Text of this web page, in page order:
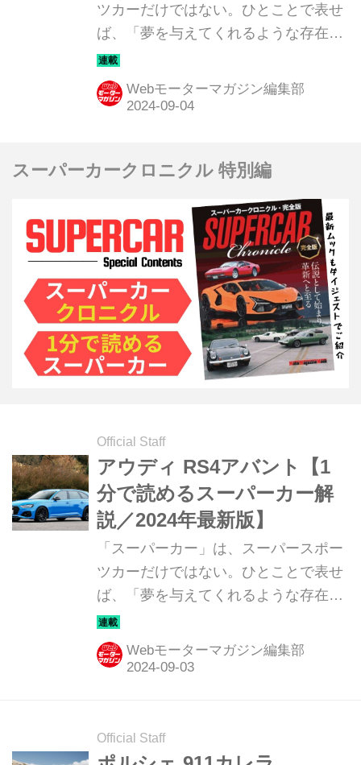
ツカーだけではない。ひとことで表せ
ば、「夢を与えてくれるような存在」
だ。ここでは、国内外のそんな魅力あ
るモデルたちを簡単に紹介していこ
う。今回は、ベントレー 新型コンチネ
Webモーターマガジン編集部
スーパーカークロニクル 特別編
Official Staff
アウディ RS4アバント【1
分で読めるスーパーカー解
説／2024年最新版】
「スーパーカー」は、スーパースポー
ツカーだけではない。ひとことで表せ
ば、「夢を与えてくれるような存在」
だ。ここでは、国内外のそんな魅力あ
るモデルたちを簡単に紹介していこ
う。今回は、アウディ RS4アバント
Webモーターマガジン編集部
Official Staff